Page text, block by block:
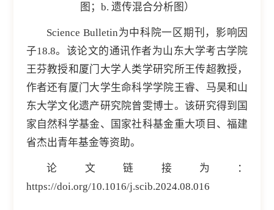
图；b. 遗传混合分析图）
Science Bulletin为中科院一区期刊，影响因
子18.8。该论文的通讯作者为山东大学考古学院
王芬教授和厦门大学人类学研究所王传超教授，
作者还有厦门大学生命科学学院王睿、马昊和山
东大学文化遗产研究院曾雯博士。该研究得到国
家自然科学基金、国家社科基金重大项目、福建
省杰出青年基金等资助。
论文链接为：
https://doi.org/10.1016/j.scib.2024.08.016